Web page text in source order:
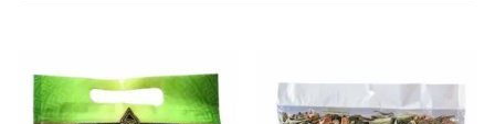
y Belleza )